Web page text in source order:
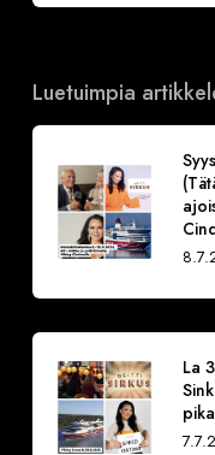
Luetuimpia
La